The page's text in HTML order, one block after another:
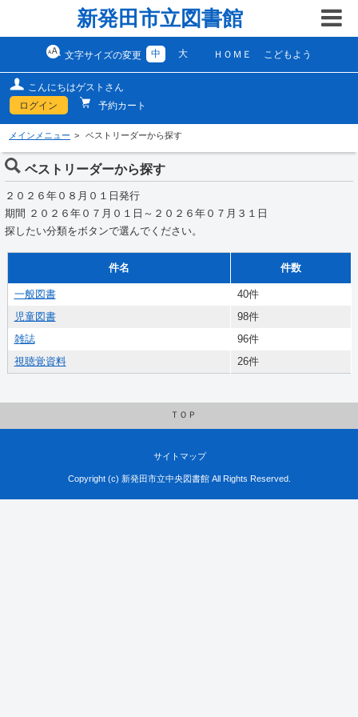
新発田市立図書館
文字サイズの変更 中 大 ＨＯＭＥ こどもよう
こんにちはゲストさん
ログイン
予約カート
メインメニュー ベストリーダーから探す
ベストリーダーから探す
２０２６年０８月０１日発行
期間 ２０２６年０７月０１日～２０２６年０７月３１日
探したい分類をボタンで選んでください。
件名 件数
一般図書
40件
児童図書
98件
雑誌
96件
視聴覚資料
26件
ＴＯＰ
サイトマップ
Copyright (c) 新発田市立中央図書館 All Rights Reserved.